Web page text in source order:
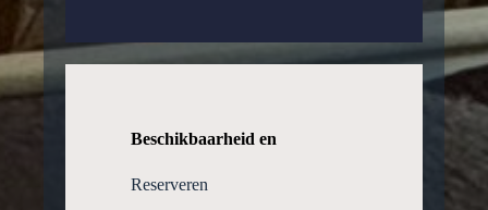
Beschikbaarheid en
Reserveren